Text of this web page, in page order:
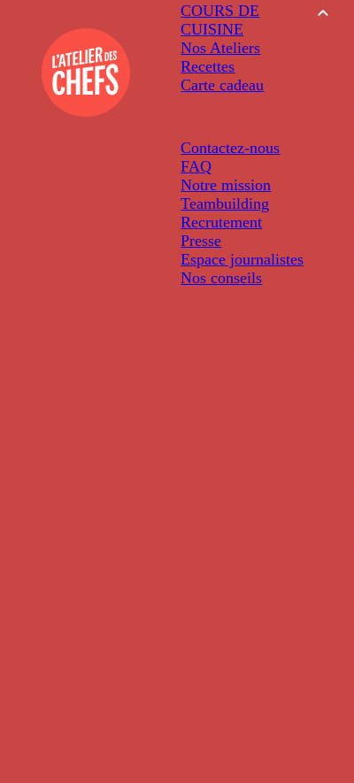
COURS DE
CUISINE
Nos Ateliers
Recettes
Carte cadeau
Contactez-nous
FAQ
Notre mission
Teambuilding
Recrutement
Presse
Espace journalistes
Nos conseils